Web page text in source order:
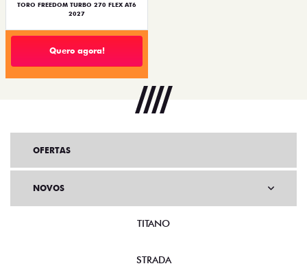
TORO FREEDOM TURBO 270 FLEX AT6
2027
Quero agora!
OFERTAS
NOVOS
TITANO
STRADA